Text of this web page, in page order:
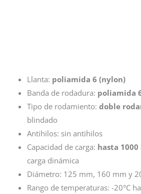
Llanta: poliamida 6 (nylon)
Banda de rodadura: poliamida
Tipo de rodamiento: doble
blindado
Antihilos: sin antihilos
Capacidad de carga: hasta 1000
carga dinámica
Diámetro: 125 mm, 160 mm y
Rango de temperaturas: -20°C